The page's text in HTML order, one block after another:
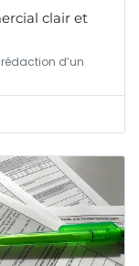
clair et
d’un